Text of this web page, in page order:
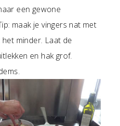
een gewone
maak je vingers nat met
minder. Laat de
en hak grof.